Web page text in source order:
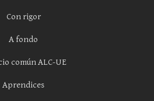
Con rigor
A fondo
común ALC-UE
Aprendices